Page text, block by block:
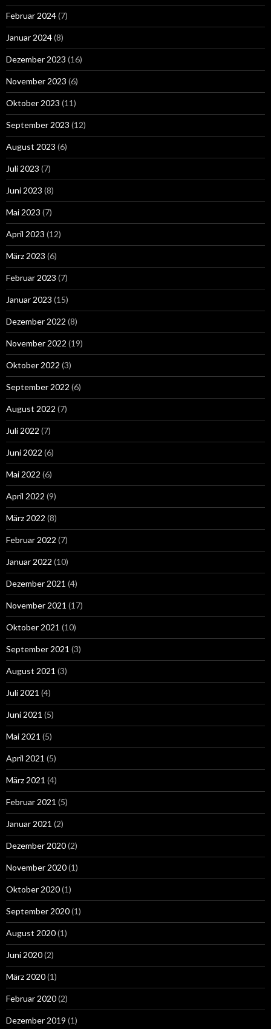
Februar 2024(7)
Januar 2024(8)
Dezember 2023 (16)
November 2023 (6)
Oktober 2023 (11)
September 2023 (12)
August 2023 (6)
Juli 2023 (7)
Juni 2023 (8)
Mai 2023 (7)
April 2023 (12)
März 2023 (6)
Februar 2023 (7)
Januar 2023 (15)
Dezember 2022 (8)
November 2022 (19)
Oktober 2022 (3)
September 2022 (6)
August 2022 (7)
Juli 2022 (7)
Juni 2022 (6)
Mai 2022 (6)
April 2022 (9)
März 2022 (8)
Februar 2022 (7)
Januar 2022 (10)
Dezember 2021 (4)
November 2021 (17)
Oktober 2021 (10)
September 2021 (3)
August 2021 (3)
Juli 2021 (4)
Juni 2021 (5)
Mai 2021 (5)
April 2021 (5)
März 2021 (4)
Februar 2021 (5)
Januar 2021 (2)
Dezember 2020(2)
November 2020(1)
Oktober 2020(1)
September 2020(1)
August 2020(1)
Juni 2020(2)
März 2020(1)
Februar 2020(2)
Dezember 2019 (1)